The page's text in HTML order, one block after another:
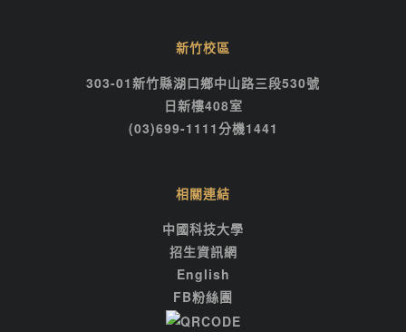
新竹校區
303-01新竹縣湖口鄉中山路三段530號
日新樓408室
(03)699-1111分機1441
相關連結
中國科技大學
招生資訊網
English
FB粉絲團